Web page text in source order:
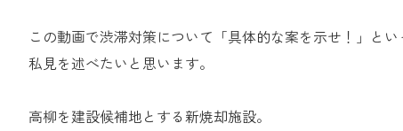
この動画で渋滞対策について「具体的な案を示せ！」と
私見を述べたいと思います。
高柳を建設候補地とする新焼却施設。